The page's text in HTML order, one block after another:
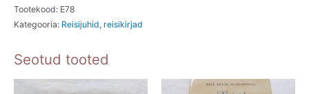
Tuuli
Roosma,
Tammiksaar.
Tootekood: E78
Kategooria: Reisijuhid, reisikirjad
Seotud tooted